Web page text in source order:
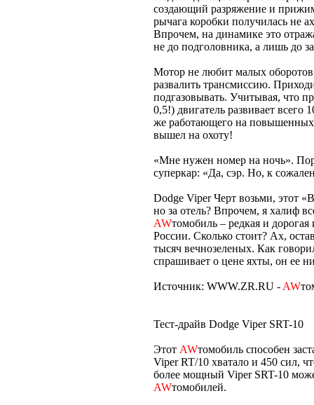
создающий разряжение и
рычага коробки получилась не
Впрочем, на динамике это
не до подголовника, а лишь до
Мотор не любит малых оборотов
развалить трансмиссию.
подгазовывать. Учитывая, что
0,5!) двигатель развивает
же работающего на повышенных
вышел на охоту!
«Мне нужен номер на ночь».
суперкар: «Да, сэр. Но, к
Dodge Viper Черт возьми, этот
но за отель? Впрочем, я халиф
AWтомобиль – редкая и
России. Сколько стоит? Ах,
тысяч вечнозеленых. Как
спрашивает о цене яхты, он ее
Источник: WWW.ZR.RU - AW
Тест-драйв Dodge Viper SRT-10
Этот AWтомобиль способен
Viper RT/10 хватало и 450 сил,
более мощный Viper SRT-10
AWтомобилей.